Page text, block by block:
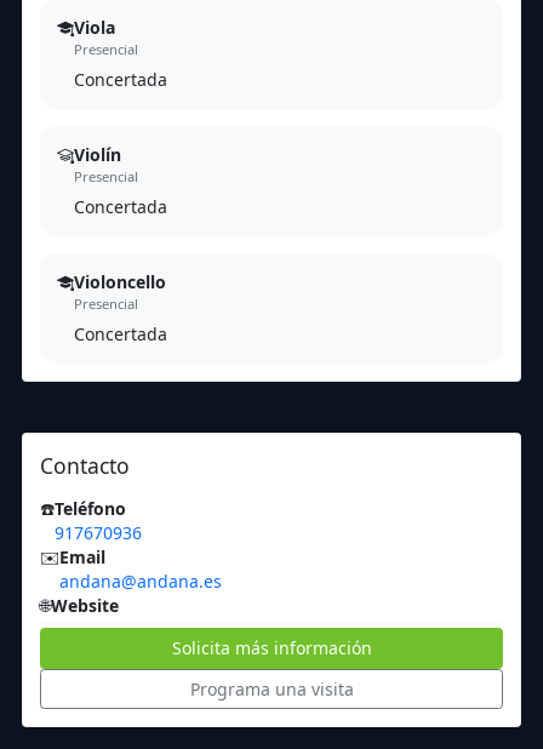
Viola
Presencial
Concertada
Violín
Presencial
Concertada
Violoncello
Presencial
Concertada
Contacto
☎️Teléfono
917670936
✉️Email
andana@andana.es
🌐Website
Solicita más información
Programa una visita